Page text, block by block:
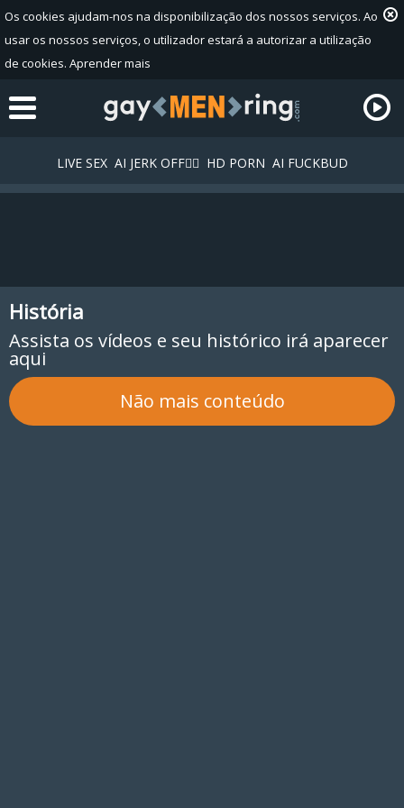
Os cookies ajudam-nos na disponibilização dos nossos serviços. Ao
usar os nossos serviços, o utilizador estará a autorizar a utilização
de cookies. Aprender mais
LIVE SEX AI JERK OFF🏳️‍🌈 HD PORN AI FUCKBUD
Lista de reprodução
A sua lista de reprodução está vazia. Adicione galerias à sua
playlist clicando no ícone
nos seus vídeos favoritos.
História
Assista os vídeos e seu histórico irá aparecer
aqui
Não mais conteúdo